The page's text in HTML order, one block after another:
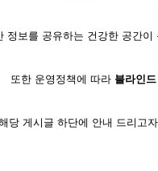
정보를 공유하는 건강한 공간
또한 운영정책에 따라 블라인
당 게시글 하단에 안내 드리고